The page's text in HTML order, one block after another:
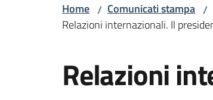
Home / Comunicati stampa /
Relazioni internazionali. Il
Relazioni